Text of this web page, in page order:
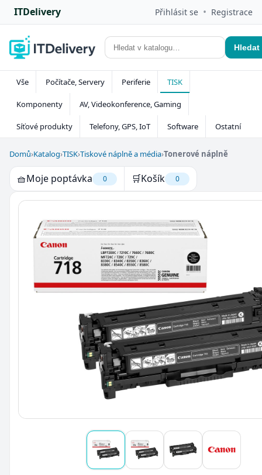
ITDelivery Přihlásit se • Registrace
Hledat
Vše Počítače, Servery Periferie TISK
Komponenty AV, Videokonference, Gaming
Síťové produkty Telefony, GPS, IoT Software Ostatní
Domů›Katalog›TISK›Tiskové náplně a média›Tonerové náplně
🧺Moje poptávka 0 🛒Košík 0